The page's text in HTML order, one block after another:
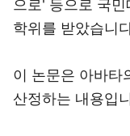
으로' 등으로 국
학위를 받았습니
이 논문은 아바타
산정하는 내용입